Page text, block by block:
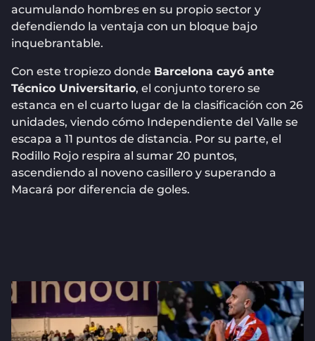
acumulando hombres en su propio sector y
defendiendo la ventaja con un bloque bajo
inquebrantable.
Con este tropiezo donde Barcelona cayó ante
Técnico Universitario, el conjunto torero se
estanca en el cuarto lugar de la clasificación con 26
unidades, viendo cómo Independiente del Valle se
escapa a 11 puntos de distancia. Por su parte, el
Rodillo Rojo respira al sumar 20 puntos,
ascendiendo al noveno casillero y superando a
Macará por diferencia de goles.